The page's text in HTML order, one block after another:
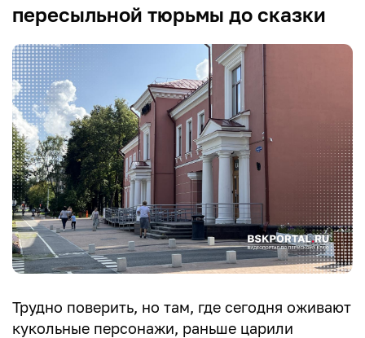
пересыльной тюрьмы до сказки
Трудно поверить, но там, где сегодня оживают
кукольные персонажи, раньше царили